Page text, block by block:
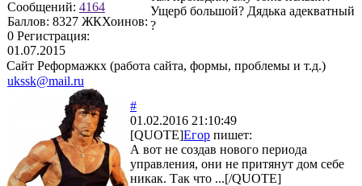
Сообщений: 4164
Баллов: 8327 ЖКХоинов:
0 Регистрация:
01.07.2015
Ущерб большой? Дядька адекватный
?
Сайт Реформажкх (работа сайта, формы, проблемы и т.д.)
ukssk@mail.ru
#
01.02.2016 21:10:49
[QUOTE]Егор пишет:
А вот не создав нового периода
управления, они не притянут дом себе
никак. Так что ...[/QUOTE]